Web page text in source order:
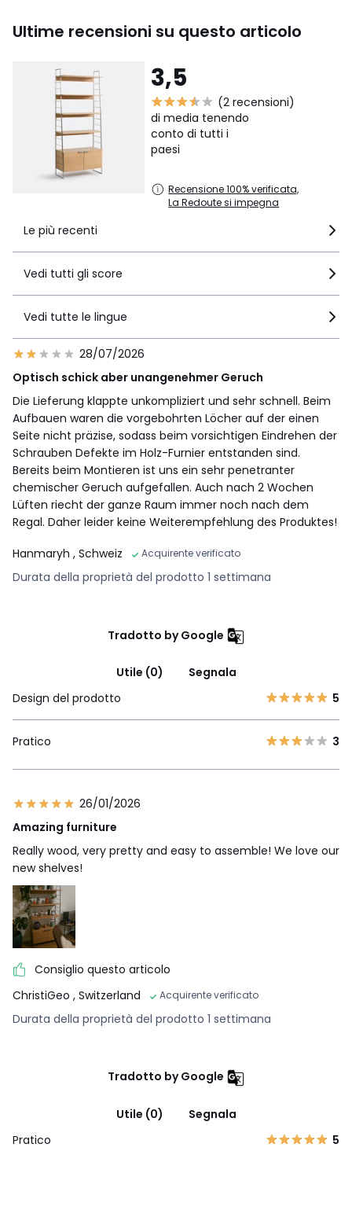
Ultime recensioni su questo articolo
3,5
(2 recensioni)
di media tenendo
conto di tutti i
paesi
Recensione 100% verificata,
La Redoute si impegna
Le più recenti
Vedi tutti gli score
Vedi tutte le lingue
28/07/2026
Optisch schick aber unangenehmer Geruch
Die Lieferung klappte unkompliziert und sehr schnell. Beim
Aufbauen waren die vorgebohrten Löcher auf der einen
Seite nicht präzise, sodass beim vorsichtigen Eindrehen der
Schrauben Defekte im Holz-Furnier entstanden sind.
Bereits beim Montieren ist uns ein sehr penetranter
chemischer Geruch aufgefallen. Auch nach 2 Wochen
Lüften riecht der ganze Raum immer noch nach dem
Regal. Daher leider keine Weiterempfehlung des Produktes!
Hanmaryh , Schweiz Acquirente verificato
Durata della proprietà del prodotto 1 settimana
Tradotto by Google
Utile (0)
Segnala
Design del prodotto
5
Pratico 3
26/01/2026
Amazing furniture
Really wood, very pretty and easy to assemble! We love our
new shelves!
Consiglio questo articolo
ChristiGeo , Switzerland Acquirente verificato
Durata della proprietà del prodotto 1 settimana
Tradotto by Google
Utile (0)
Segnala
Pratico
5